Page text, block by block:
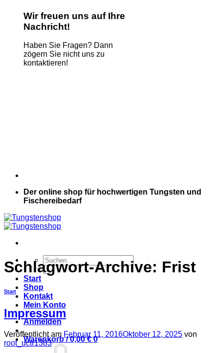
Wir freuen uns auf Ihre
Nachricht!
Haben Sie Fragen? Dann
zögern Sie nicht uns zu
kontaktieren!
Der online shop für hochwertigen Tungsten und
Fischereibedarf
Suche
nach:
Start
Shop
Kontakt
Mein Konto
Anmelden
Warenkorb /0,00€ 0
Schlagwort-Archive: Frist
Start
Impressum
Veröffentlicht am Februar 11, 2016Oktober 12, 2025 von
root_uctr1383